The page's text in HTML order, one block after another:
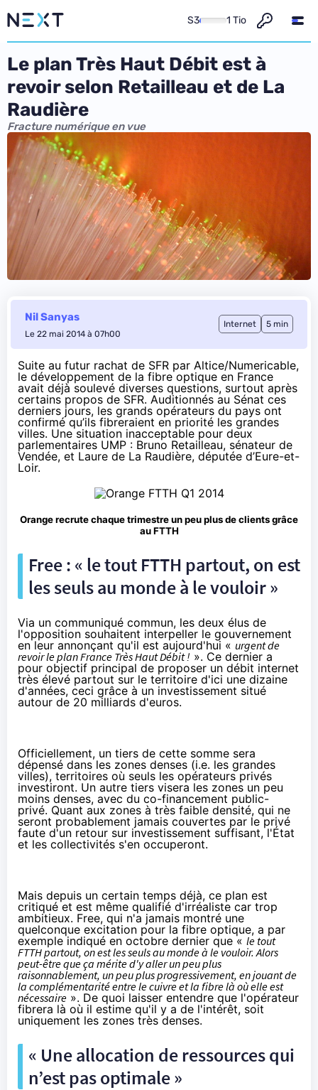
S3 1 Tio
Le plan Très Haut Débit est à
revoir selon Retailleau et de La
Raudière
Fracture numérique en vue
Nil Sanyas
Le 22 mai 2014 à 07h00
Internet 5 min
Suite au futur rachat de SFR par Altice/Numericable,
le développement de la fibre optique en France
avait déjà soulevé diverses questions, surtout après
certains propos de SFR. Auditionnés au Sénat ces
derniers jours, les grands opérateurs du pays ont
confirmé qu’ils fibreraient en priorité les grandes
villes. Une situation inacceptable pour deux
parlementaires UMP : Bruno Retailleau, sénateur de
Vendée, et Laure de La Raudière, députée d’Eure-et-
Loir.
Orangerecrute chaque trimestre un peu plus de clients grâce
au FTTH
Free : « le tout FTTH partout, on est
les seuls au monde à le vouloir »
Via un communiqué commun, les deux élus de
l'opposition souhaitent interpeller le gouvernement
en leur annonçant qu'il est aujourd'hui « urgent de
revoir le plan France Très Haut Débit ! ». Ce dernier a
pour objectif principal de proposer un débit internet
très élevé partout sur le territoire d'ici une dizaine
d'années, ceci grâce à un investissement situé
autour de 20 milliards d'euros.
Officiellement, un tiers de cette somme sera
dépensé dans les zones denses (i.e. les grandes
villes), territoires où seuls les opérateurs privés
investiront. Un autre tiers visera les zones un peu
moins denses, avec du co-financement public-
privé. Quant aux zones à très faible densité, qui ne
seront probablement jamais couvertes par le privé
faute d'un retour sur investissement suffisant, l'État
et les collectivités s'en occuperont.
Mais depuis un certain temps déjà, ce plan est
critiqué et est même qualifié d'irréaliste car trop
ambitieux. Free, qui n'a jamais montré une
quelconque excitation pour la fibre optique, a par
exemple indiqué en octobre dernier que « le tout
FTTH partout, on est les seuls au monde à le vouloir. Alors
peut-être que ça mérite d'y aller un peu plus
raisonnablement, un peu plus progressivement, en jouant de
la complémentarité entre le cuivre et la fibre là où elle est
nécessaire ». De quoi laisser entendre que l'opérateur
fibrera là où il estime qu'il y a de l'intérêt, soit
uniquement les zones très denses.
« Une allocation de ressources qui
n’est pas optimale »